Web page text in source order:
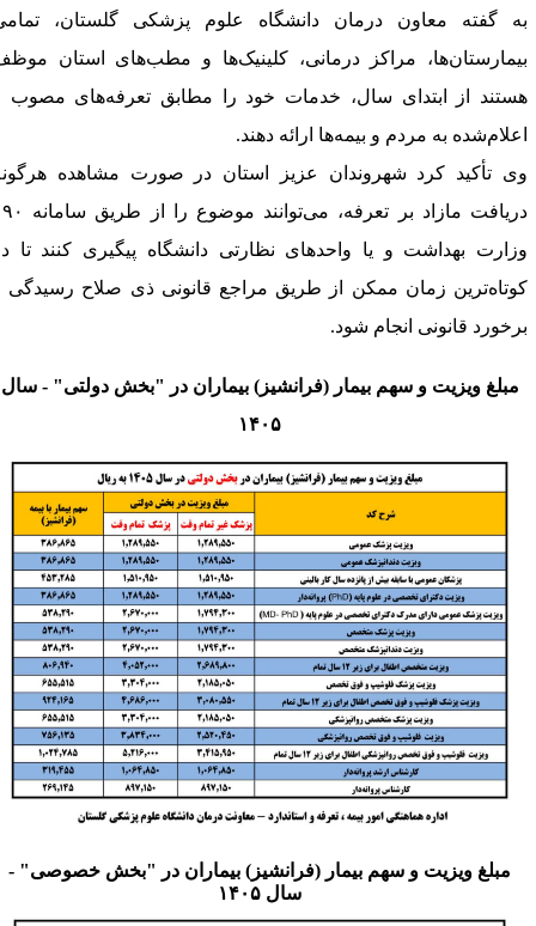
گفته معاون درمان دانشگاه علوم پزشکی گلستان، تمامی
مراکز درمانی، کلینیک‌ها و مطب‌های استان موظف
از ابتدای سال، ‌خدمات خود را مطابق تعرفه‌های مصوب و
به مردم و بیمه‌ها ارائه دهند.
تأکید کرد شهروندان عزیز استان ‌در صورت مشاهده هرگونه
دریافت مازاد بر تعرفه، می‌توانند موضوع را از طریق سامانه ۱۹۰
بهداشت و یا واحدهای ‌نظارتی دانشگاه پیگیری کنند تا در
زمان ممکن از طریق مراجع قانونی ذی صلاح رسیدگی و
قانونی ‌انجام شود‌.‌
مبلغ ویزیت و سهم بیمار (فرانشیز) بیماران در "بخش دولتی" - سال
۱۴۰۵
مبلغ ویزیت و سهم بیمار (فرانشیز) بیماران در "بخش خصوصی" -
سال ۱۴۰۵